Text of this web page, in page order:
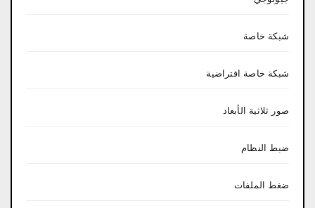
شبكة خاصة
شبكة خاصة افتراضية
صور ثلاثية الأبعاد
ضبط النظام
ضغط الملفات